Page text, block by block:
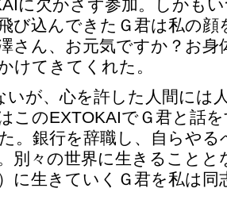
に欠かさず参加。しかも
び込んできたＧ君は私の
さん、お元気ですか？お身
けてきてくれた。
いが、心を許した人間には
このEXTOKAIでＧ君と話
。銀行を辞職し、自らや
別々の世界に生きることと
に生きていくＧ君を私は同